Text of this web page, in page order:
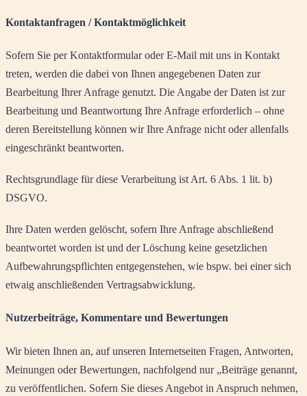
Kontaktanfragen / Kontaktmöglichkeit
Sofern Sie per Kontaktformular oder E-Mail mit uns in Kontakt
treten, werden die dabei von Ihnen angegebenen Daten zur
Bearbeitung Ihrer Anfrage genutzt. Die Angabe der Daten ist zur
Bearbeitung und Beantwortung Ihre Anfrage erforderlich – ohne
deren Bereitstellung können wir Ihre Anfrage nicht oder allenfalls
eingeschränkt beantworten.
Rechtsgrundlage für diese Verarbeitung ist Art. 6 Abs. 1 lit. b)
DSGVO.
Ihre Daten werden gelöscht, sofern Ihre Anfrage abschließend
beantwortet worden ist und der Löschung keine gesetzlichen
Aufbewahrungspflichten entgegenstehen, wie bspw. bei einer sich
etwaig anschließenden Vertragsabwicklung.
Nutzerbeiträge, Kommentare und Bewertungen
Wir bieten Ihnen an, auf unseren Internetseiten Fragen, Antworten,
Meinungen oder Bewertungen, nachfolgend nur „Beiträge genannt,
zu veröffentlichen. Sofern Sie dieses Angebot in Anspruch nehmen,